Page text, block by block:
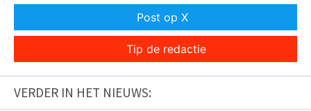
Post op X
Tip de redactie
VERDER IN HET NIEUWS: